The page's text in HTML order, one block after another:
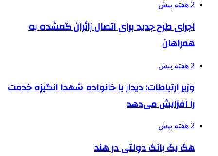
2 هفته پیش
اجرای طرح جدید برای اتصال زائران گمشده به
همراهان
2 هفته پیش
وزیر ارتباطات: دیدار با خانواده شهدا انگیزه خدمت
را افزایش می‌دهد
2 هفته پیش
هک یک بانک دولتی در هند